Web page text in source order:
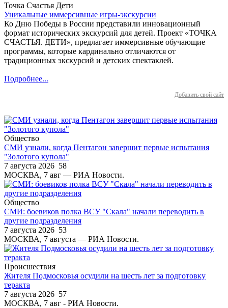
Точка Счастья Дети
Уникальные иммерсивные игры-экскурсии
Ко Дню Победы в России представили инновационный
формат исторических экскурсий для детей. Проект «ТОЧКА
СЧАСТЬЯ. ДЕТИ», предлагает иммерсивные обучающие
программы, которые кардинально отличаются от
традиционных экскурсий и детских спектаклей.
Подробнее...
Добавить свой сайт
Общество
СМИ узнали, когда Пентагон завершит первые испытания
"Золотого купола"
7 августа 2026 58
МОСКВА, 7 авг — РИА Новости.
Общество
СМИ: боевиков полка ВСУ "Скала" начали переводить в
другие подразделения
7 августа 2026 53
МОСКВА, 7 августа — РИА Новости.
Происшествия
Жителя Подмосковья осудили на шесть лет за подготовку
теракта
7 августа 2026 57
МОСКВА, 7 авг - РИА Новости.